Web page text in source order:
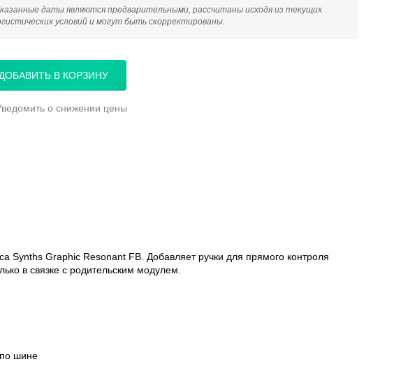
даты являются предварительными, рассчитаны исходя из текущих
условий и могут быть скорректированы.
ДОБАВИТЬ В КОРЗИНУ
о снижении цены
Synths Graphic Resonant FB. Добавляет ручки для прямого контроля
в связке с родительским модулем.
шине